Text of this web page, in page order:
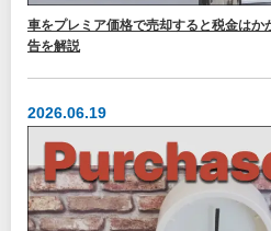
車をプレミア価格で売却すると税金はか
告を解説
2026.06.19